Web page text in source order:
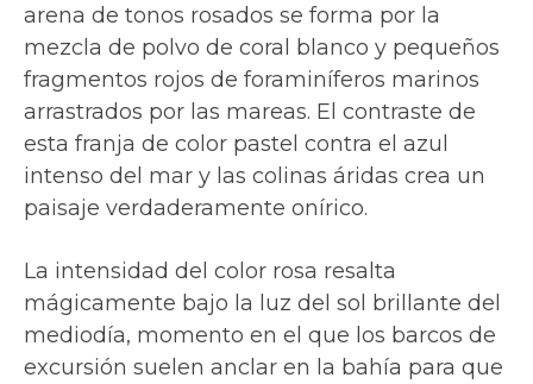
arena de tonos rosados se forma por la
mezcla de polvo de coral blanco y pequeños
fragmentos rojos de foraminíferos marinos
arrastrados por las mareas. El contraste de
esta franja de color pastel contra el azul
intenso del mar y las colinas áridas crea un
paisaje verdaderamente onírico.
La intensidad del color rosa resalta
mágicamente bajo la luz del sol brillante del
mediodía, momento en el que los barcos de
excursión suelen anclar en la bahía para que